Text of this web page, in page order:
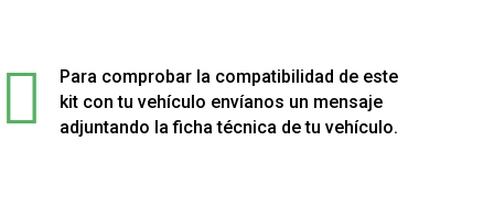
rebajados
Renault

Para comprobar la compatibilidad de este
kit con tu vehículo envíanos un mensaje
adjuntando la ficha técnica de tu vehículo.